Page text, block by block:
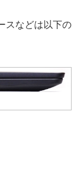
スなどは以下の